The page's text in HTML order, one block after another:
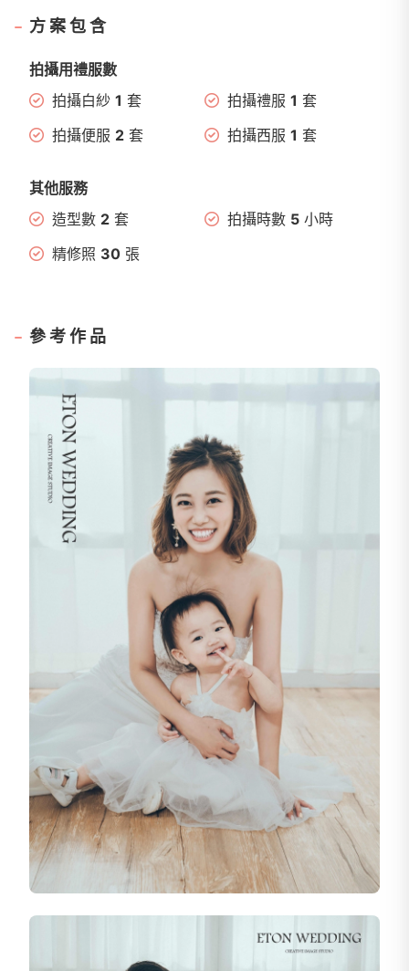
方案包含
拍攝用禮服數
拍攝白紗 1 套 拍攝禮服 1 套
拍攝便服 2 套 拍攝西服 1 套
其他服務
造型數 2 套 拍攝時數 5 小時
精修照 30 張
參考作品